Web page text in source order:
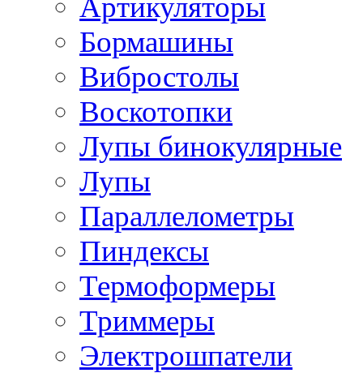
Артикуляторы
Бормашины
Вибростолы
Воскотопки
Лупы бинокулярные
Лупы
Параллелометры
Пиндексы
Термоформеры
Триммеры
Электрошпатели